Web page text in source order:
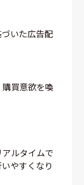
いた広告配
買意欲を喚
ルタイムで
やすくなり